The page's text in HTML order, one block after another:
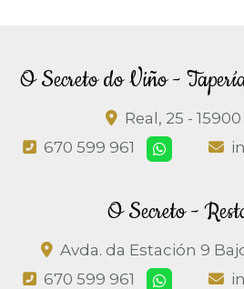
O Secreto do Viño -
Real, 25 -
670 599 961
O Secreto -
Avda. da Estación 9
670 599 961